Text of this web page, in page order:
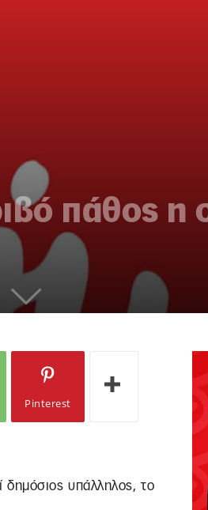
πάθος η
Pinterest
δημόσιος υπάλληλος, το